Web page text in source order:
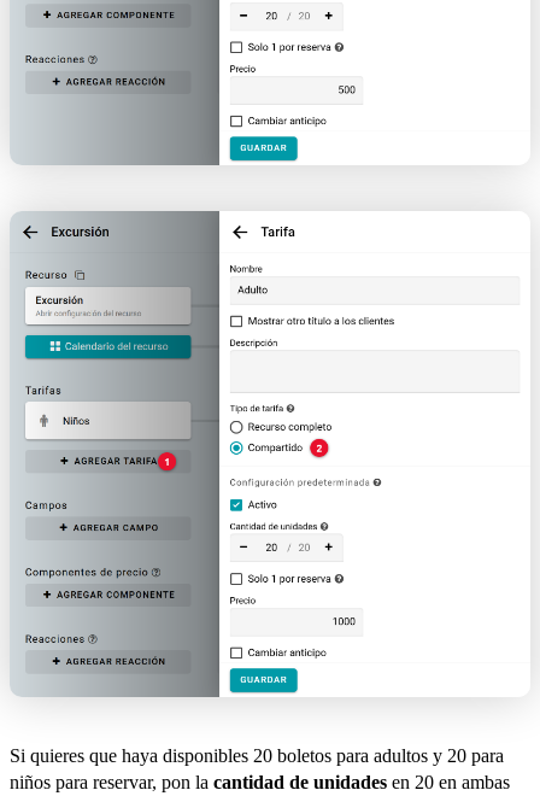
Si quieres que haya disponibles 20 boletos para adultos y 20 para
niños para reservar, pon la cantidad de unidades en 20 en ambas